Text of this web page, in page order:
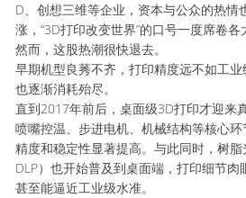
D、创想三维等企业，资本与公众的热情
涨，“3D打印改变世界”的口号一度席卷各
然而，这股热潮很快退去。
早期机型良莠不齐，打印精度远不如工
也逐渐消耗殆尽。
直到2017年前后，桌面级3D打印才迎来
喷嘴控温、步进电机、机械结构等核心
精度和稳定性显著提高。与此同时，树脂
DLP）也开始普及到桌面端，打印细节
甚至能逼近工业级水准。